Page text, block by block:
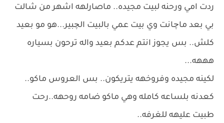
ردت امي ورحنه لبيت مجيده.. ماصارلهه اشهر من شالت
بي بعد ماچانت وي بيت عمي بالبيت الچبير...هو مو بعيد
كلش.. بس يجوز انتم عدكم بعيد واله ترحون بسياره
هههه...
لكينه مجيده وفروخهه يتريكون.. بس العروس ماكو..
كعدنه بلساعه كامله وهي ماكو ضامه روحهه..رحت
طبيت عليهه للغرفه..